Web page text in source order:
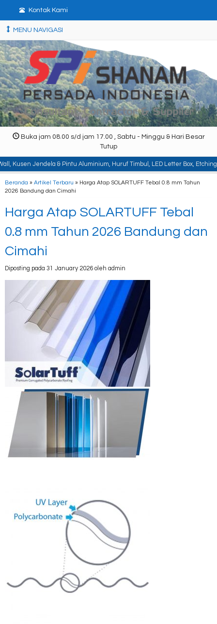
Kontak Kami
MENU NAVIGASI
Buka jam 08.00 s/d jam 17.00 , Sabtu - Minggu & Hari Besar
Tutup
Jendela & Pintu Aluminium, Huruf Timbul, LED Letter Box, Etching,
Beranda » Artikel Terbaru » Harga Atap SOLARTUFF Tebal 0.8 mm Tahun
2026 Bandung dan Cimahi
Harga Atap SOLARTUFF Tebal
0.8 mm Tahun 2026 Bandung dan
Cimahi
Diposting pada 31 January 2026 oleh admin